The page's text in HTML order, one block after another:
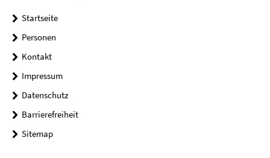
Startseite
Personen
Kontakt
Impressum
Datenschutz
Barrierefreiheit
Sitemap